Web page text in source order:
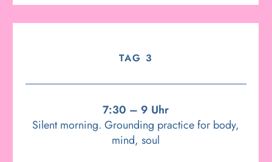
TAG 3
7:30 – 9 Uhr
Silent morning. Grounding practice for body,
mind, soul